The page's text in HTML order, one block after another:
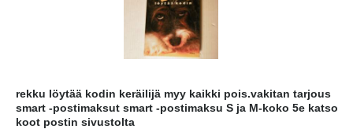
rekku löytää kodin keräilijä myy kaikki pois.vakitan tarjous
smart -postimaksut smart -postimaksu S ja M-koko 5e katso
koot postin sivustolta